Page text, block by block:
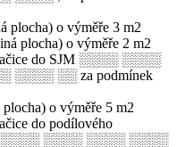
plocha) o výměře 3 m2
plocha) o výměře 2 m2
do SJM ░░░░ ░░░░
░░ za podmínek
o výměře 5 m2
do podílového
░░░░ ░░░░ ░░░░ ░░░░